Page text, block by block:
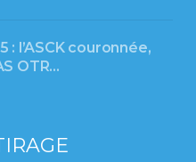
: l’ASCK couronnée,
OTR…